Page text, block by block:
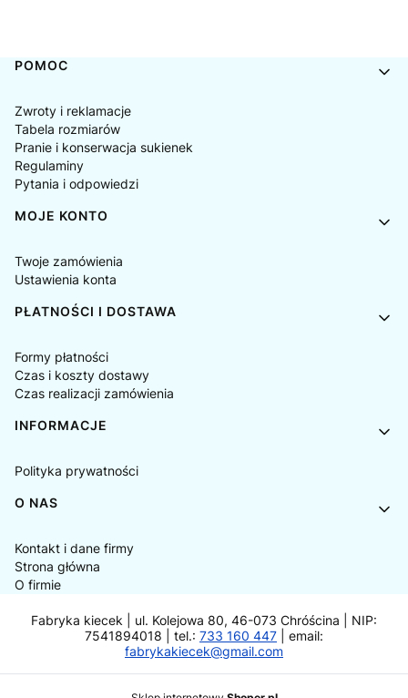
Linki w stopce
POMOC
Zwroty i reklamacje
Tabela rozmiarów
Pranie i konserwacja sukienek
Regulaminy
Pytania i odpowiedzi
MOJE KONTO
Twoje zamówienia
Ustawienia konta
PŁATNOŚCI I DOSTAWA
Formy płatności
Czas i koszty dostawy
Czas realizacji zamówienia
INFORMACJE
Polityka prywatności
O NAS
Kontakt i dane firmy
Strona główna
O firmie
Fabryka kiecek | ul. Kolejowa 80, 46-073 Chróścina | NIP:
7541894018 | tel.: 733 160 447 | email:
fabrykakiecek@gmail.com